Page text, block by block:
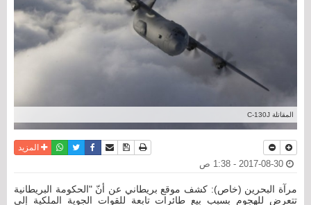
المقاتلة C-130J
نسخة للطباعة
حفظ الموضوع
أرسل الى صديق
فيسبوكتويترواتسابالمزيد
مرآة البحرين (خاص): كشف موقع بريطاني عن أنّ "الحكومة البريطانية
تتعرض للهجوم بسبب بيع طائرات تابعة للقوات الجوية الملكية إلى